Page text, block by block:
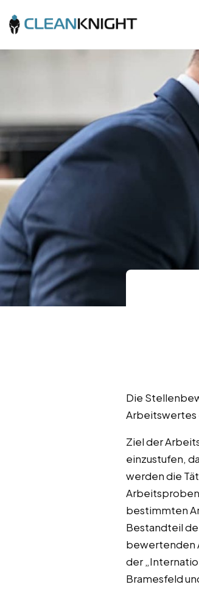
Die
Arbeitswertes
Ziel der
einzustufen,
werden die
bestimmten
Bestandteil
bewertenden
der
Bramesfeld